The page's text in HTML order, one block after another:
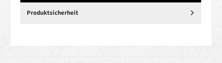
Produktsicherheit